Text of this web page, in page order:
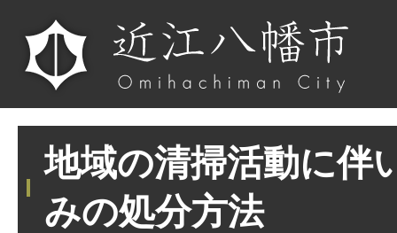
地域の清掃活動に伴
みの処分方法